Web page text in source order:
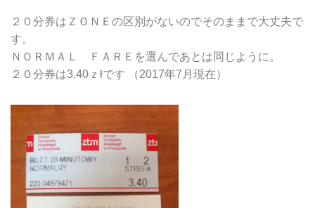
２０分券はＺＯＮＥの区別がないのでそのままで大丈夫で
す。
ＮＯＲＭＡＬ ＦＡＲＥを選んであとは同じように。
２０分券は3.40ｚłです （2017年7月現在）